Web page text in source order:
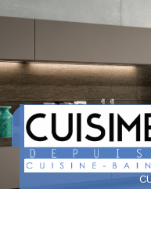
AMÉNAGEMENT
BAIN
À TESSON,